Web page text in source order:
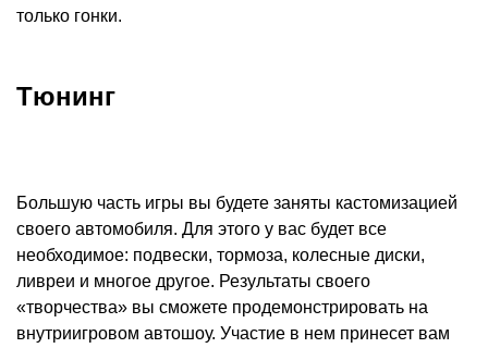
только гонки.
Тюнинг
Большую часть игры вы будете заняты кастомизацией
своего автомобиля. Для этого у вас будет все
необходимое: подвески, тормоза, колесные диски,
ливреи и многое другое. Результаты своего
«творчества» вы сможете продемонстрировать на
внутриигровом автошоу. Участие в нем принесет вам